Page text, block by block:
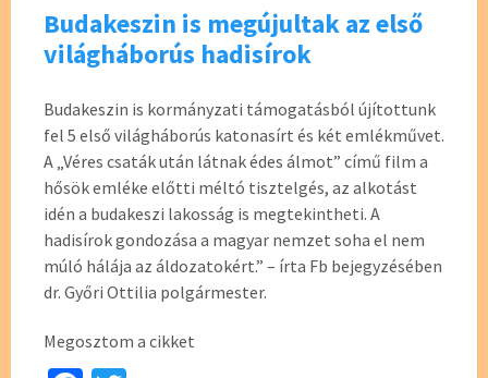
Budakeszin is megújultak az első
világháborús hadisírok
Budakeszin is kormányzati támogatásból újítottunk
fel 5 első világháborús katonasírt és két emlékművet.
A „Véres csaták után látnak édes álmot” című film a
hősök emléke előtti méltó tisztelgés, az alkotást
idén a budakeszi lakosság is megtekintheti. A
hadisírok gondozása a magyar nemzet soha el nem
múló hálája az áldozatokért.” – írta Fb bejegyzésében
dr. Győri Ottilia polgármester.
Megosztom a cikket